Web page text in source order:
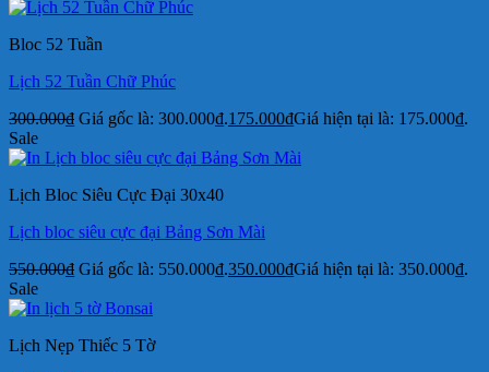
Bloc 52 Tuần
Lịch 52 Tuần Chữ Phúc
300.000₫ Giá gốc là: 300.000₫.175.000₫Giá hiện tại là: 175.000₫.
Sale
Lịch Bloc Siêu Cực Đại 30x40
Lịch bloc siêu cực đại Bảng Sơn Mài
550.000₫ Giá gốc là: 550.000₫.350.000₫Giá hiện tại là: 350.000₫.
Sale
Lịch Nẹp Thiếc 5 Tờ